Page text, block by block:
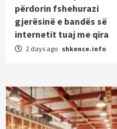
përdorin fshehurazi
gjerësinë e bandës së
internetit tuaj me qira
2 days ago shkence.info